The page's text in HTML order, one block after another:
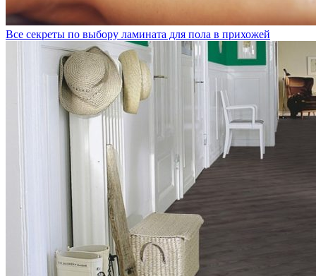
Все секреты по выбору ламината для пола в прихожей